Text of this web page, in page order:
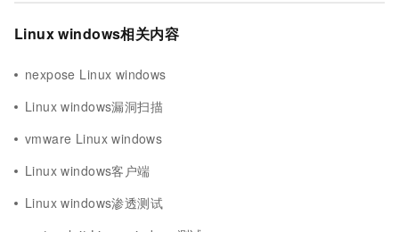
Linux windows相关内容
nexpose Linux windows
Linux windows漏洞扫描
vmware Linux windows
Linux windows客户端
Linux windows渗透测试